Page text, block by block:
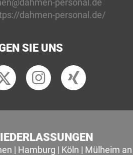
personal.de
dahmen-personal.de/
SIE UNS
| Hamburg | Köln | Mülheim